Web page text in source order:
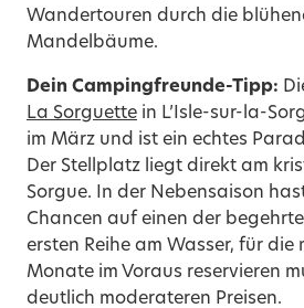
Wandertouren durch die
Mandelbäume.
Dein Campingfreunde-Tipp:
La Sorguette in L’Isle-sur-la-
im März und ist ein echtes
Der Stellplatz liegt direkt am
Sorgue. In der Nebensaison
Chancen auf einen der
ersten Reihe am Wasser, für die
Monate im Voraus reservieren
deutlich moderateren Preisen.